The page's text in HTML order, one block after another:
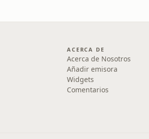
ACERCA DE
Acerca de Nosotros
Añadir emisora
Widgets
Comentarios